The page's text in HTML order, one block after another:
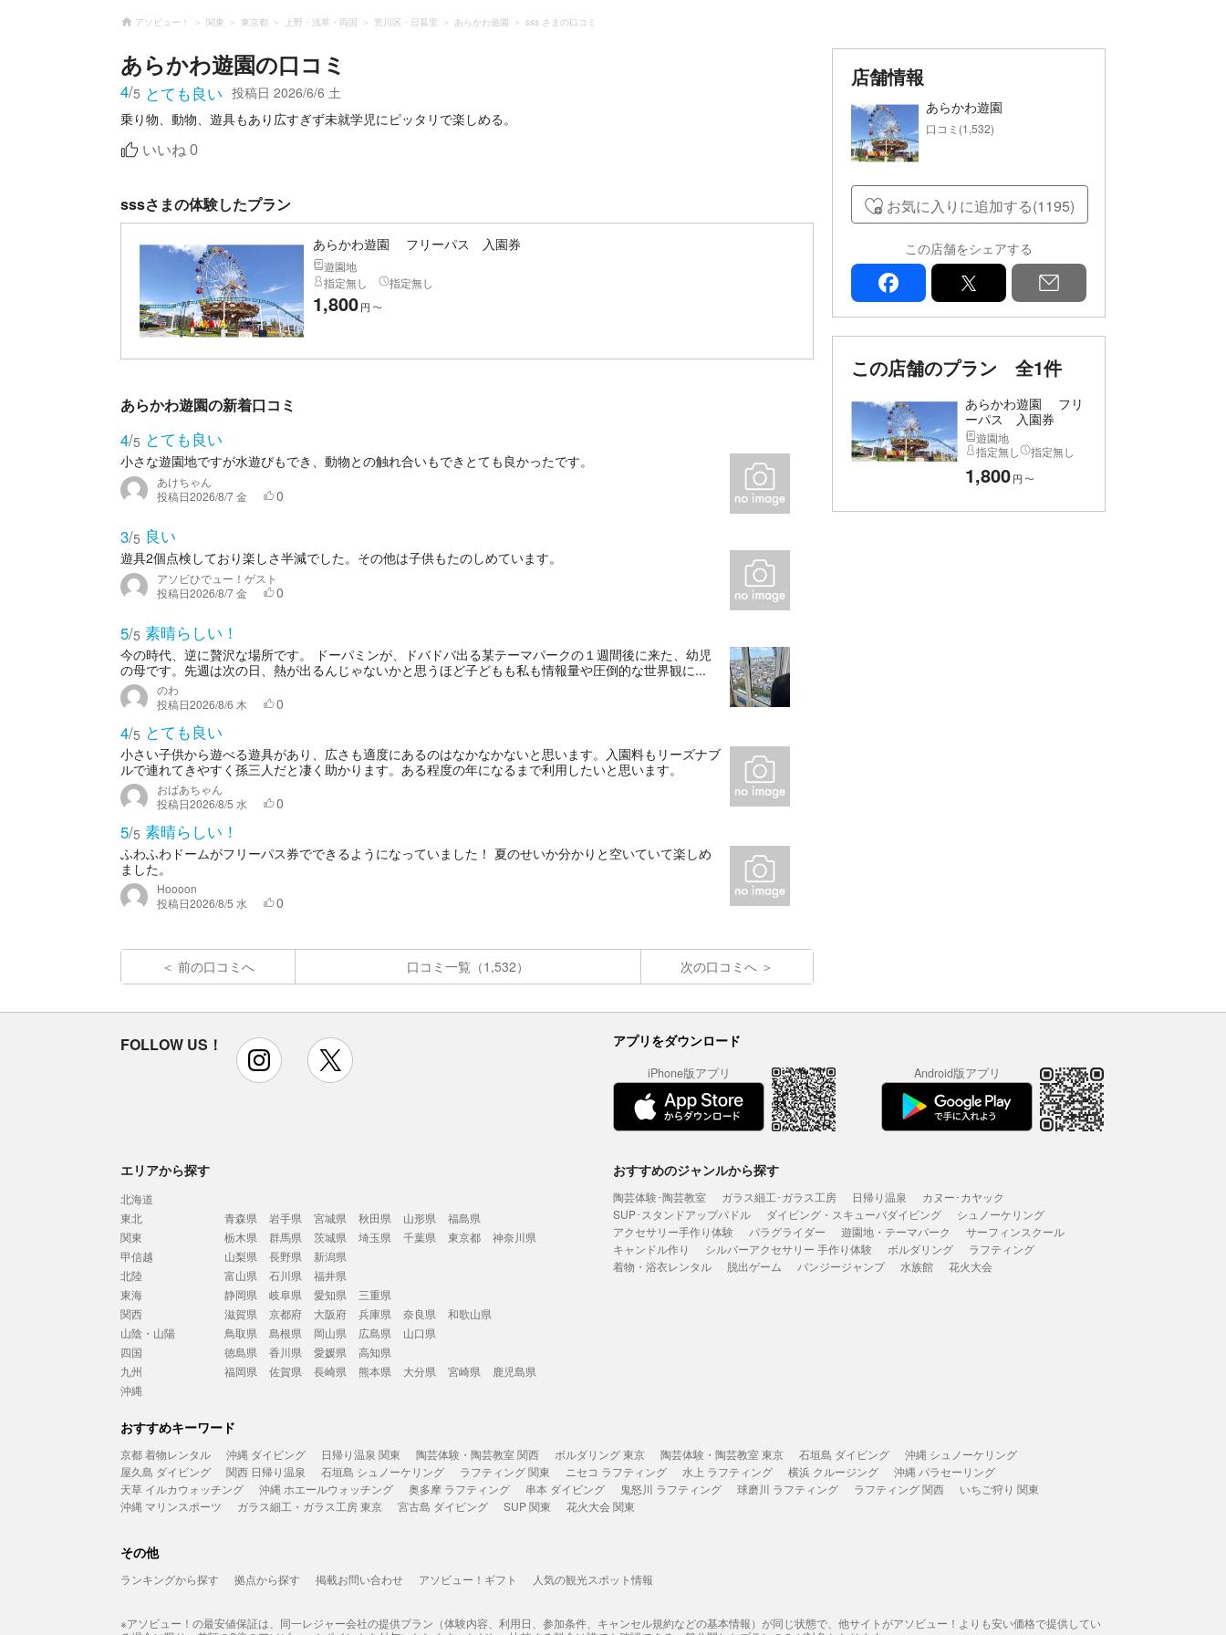
アソビュー！ 関東 東京都 上野・浅草・両国 荒川区・日暮里 あらかわ遊園 sss さまの口コミ
あらかわ遊園の口コミ
4/5 とても良い 投稿日 2026/6/6 土
いいね 0
sssさまの体験したプラン
あらかわ遊園 フリーパス 入園券
遊園地
指定無し
指定無し
1,800円 〜
あらかわ遊園の新着口コミ
4/5 とても良い
小さな遊園地ですが水遊びもでき、動物との触れ合いもできとても良かったです。
あけちゃん
投稿日2026/8/7 金 0
3/5 良い
遊具2個点検しており楽しさ半減でした。その他は子供もたのしめています。
アソビひでュー！ゲスト
投稿日2026/8/7 金 0
5/5 素晴らしい！
今の時代、逆に贅沢な場所です。 ドーパミンが、ドバドバ出る某テーマパークの１週間後に来た、幼児
の母です。先週は次の日、熱が出るんじゃないかと思うほど子どもも私も情報量や圧倒的な世界観に...
のわ
投稿日2026/8/6 木 0
4/5 とても良い
小さい子供から遊べる遊具があり、広さも適度にあるのはなかなかないと思います。入園料もリーズナブ
ルで連れてきやすく孫三人だと凄く助かります。ある程度の年になるまで利用したいと思います。
おばあちゃん
投稿日2026/8/5 水 0
5/5 素晴らしい！
ふわふわドームがフリーパス券でできるようになっていました！ 夏のせいか分かりと空いていて楽しめ
ました。
Hoooon
投稿日2026/8/5 水 0
前の口コミへ 口コミ一覧（1,532） 次の口コミへ
店舗情報
あらかわ遊園
口コミ(1,532)
お気に入りに追加する(1195)
この店舗をシェアする
facebook
この店舗のプラン 全1件
あらかわ遊園 フリ
ーパス 入園券
遊園地
指定無し
指定無し
1,800円 〜
FOLLOW US！ instagram アプリをダウンロード
iPhone版アプリ Android版アプリ
エリアから探す
北海道
東北
青森県 岩手県 宮城県 秋田県 山形県
福島県
関東
栃木県 群馬県 茨城県 埼玉県 千葉県 東京都
神奈川県
甲信越
山梨県 長野県
新潟県
北陸
富山県 石川県
福井県
東海
静岡県 岐阜県 愛知県
三重県
関西
滋賀県 京都府 大阪府 兵庫県 奈良県
和歌山県
山陰・山陽
鳥取県 島根県 岡山県 広島県
山口県
四国
徳島県 香川県 愛媛県
高知県
九州
福岡県 佐賀県 長崎県 熊本県 大分県 宮崎県
鹿児島県
沖縄
おすすめのジャンルから探す
陶芸体験･陶芸教室 ガラス細工･ガラス工房 日帰り温泉
カヌー･カヤック
SUP･スタンドアップパドル
ダイビング・スキューバダイビング
シュノーケリング
アクセサリー手作り体験
パラグライダー 遊園地・テーマパーク
サーフィンスクール
キャンドル作り
シルバーアクセサリー 手作り体験 ボルダリング
ラフティング
着物・浴衣レンタル
脱出ゲーム バンジージャンプ 水族館 花火大会
おすすめキーワード
京都 着物レンタル 沖縄 ダイビング 日帰り温泉 関東 陶芸体験・陶芸教室 関西 ボルダリング 東京 陶芸体験・陶芸教室 東京 石垣島 ダイビング
沖縄 シュノーケリング
屋久島 ダイビング
関西 日帰り温泉 石垣島 シュノーケリング ラフティング 関東 ニセコ ラフティング 水上 ラフティング 横浜 クルージング
沖縄 パラセーリング
天草 イルカウォッチング
沖縄 ホエールウォッチング 奥多摩 ラフティング 串本 ダイビング 鬼怒川 ラフティング 球磨川 ラフティング ラフティング 関西
いちご狩り 関東
沖縄 マリンスポーツ
ガラス細工・ガラス工房 東京 宮古島 ダイビング SUP 関東 花火大会 関東
その他
ランキングから探す 拠点から探す 掲載お問い合わせ アソビュー！ギフト 人気の観光スポット情報
※アソビュー！の最安値保証は、同一レジャー会社の提供プラン（体験内容、利用日、参加条件、キャンセル規約などの基本情報）が同じ状態で、他サイトがアソビュー！よりも安い価格で提供してい